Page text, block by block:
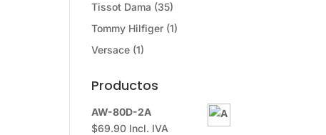
Tissot Dama (35)
Tommy Hilfiger (1)
Versace (1)
Productos
AW-80D-2A
$69.90 Incl. IVA